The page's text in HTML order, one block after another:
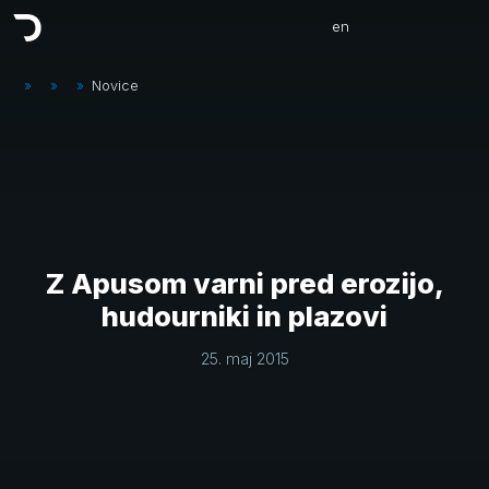
en
» » » Novice
Z Apusom varni pred erozijo,
hudourniki in plazovi
25. maj 2015